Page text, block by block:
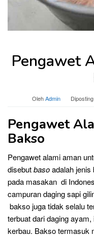
Pengawet
OlehAdmin
Pengawet
Bakso
Pengawet alami aman
disebutbasoadalah jenis
pada masakan di
campuran daging sapi
bakso juga tidak selalu
terbuat dari daging
kerbau. Bakso termasuk